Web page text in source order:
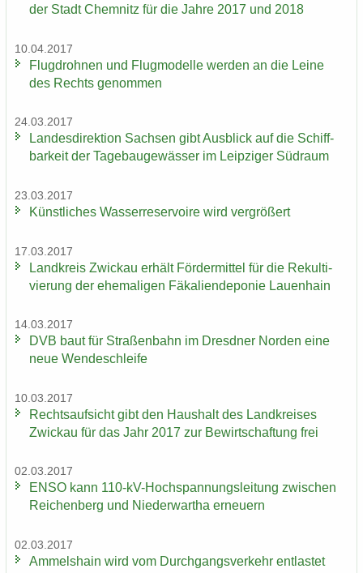
der Stadt Chem­nitz für die Jahre 2017 und 2018
10.04.2017
Flug­droh­nen und Flug­mo­del­le wer­den an die Leine
des Rechts ge­nom­men
24.03.2017
Lan­des­di­rek­ti­on Sach­sen gibt Aus­blick auf die Schiff­
bar­keit der Ta­ge­bau­ge­wäs­ser im Leip­zi­ger Süd­raum
23.03.2017
Künst­li­ches Was­ser­re­ser­voi­re wird ver­grö­ßert
17.03.2017
Land­kreis Zwi­ckau er­hält För­der­mit­tel für die Re­kul­ti­
vie­rung der ehe­ma­li­gen Fä­ka­li­en­de­po­nie Lau­en­hain
14.03.2017
DVB baut für Stra­ßen­bahn im Dresd­ner Nor­den eine
neue Wen­de­schlei­fe
10.03.2017
Rechts­auf­sicht gibt den Haus­halt des Land­krei­ses
Zwi­ckau für das Jahr 2017 zur Be­wirt­schaf­tung frei
02.03.2017
ENSO kann 110-​kV-Hochspannungsleitung zwi­schen
Rei­chen­berg und Nie­der­wartha er­neu­ern
02.03.2017
Am­mels­hain wird vom Durch­gangs­ver­kehr ent­las­tet